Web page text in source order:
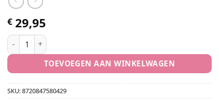
€ 29,95
Deurmat The Floor is Lava aantal
TOEVOEGEN AAN WINKELWAGEN
SKU:8720847580429